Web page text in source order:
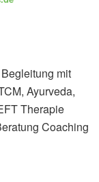
mit
Ayurveda,
Therapie
Coaching